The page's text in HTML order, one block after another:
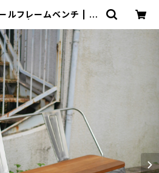
ルフレームベンチ | ト
ルショップ・古着